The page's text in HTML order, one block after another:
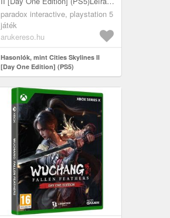
Ha meg tudod álmodni, meg is
tudod építeni.Építs fel egy
város...
paradox interactive, playstation 5
játék
arukereso.hu
Hasonlók, mint Cities Skylines II
[Day One Edition] (PS5)